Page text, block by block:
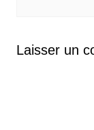
Laisser un